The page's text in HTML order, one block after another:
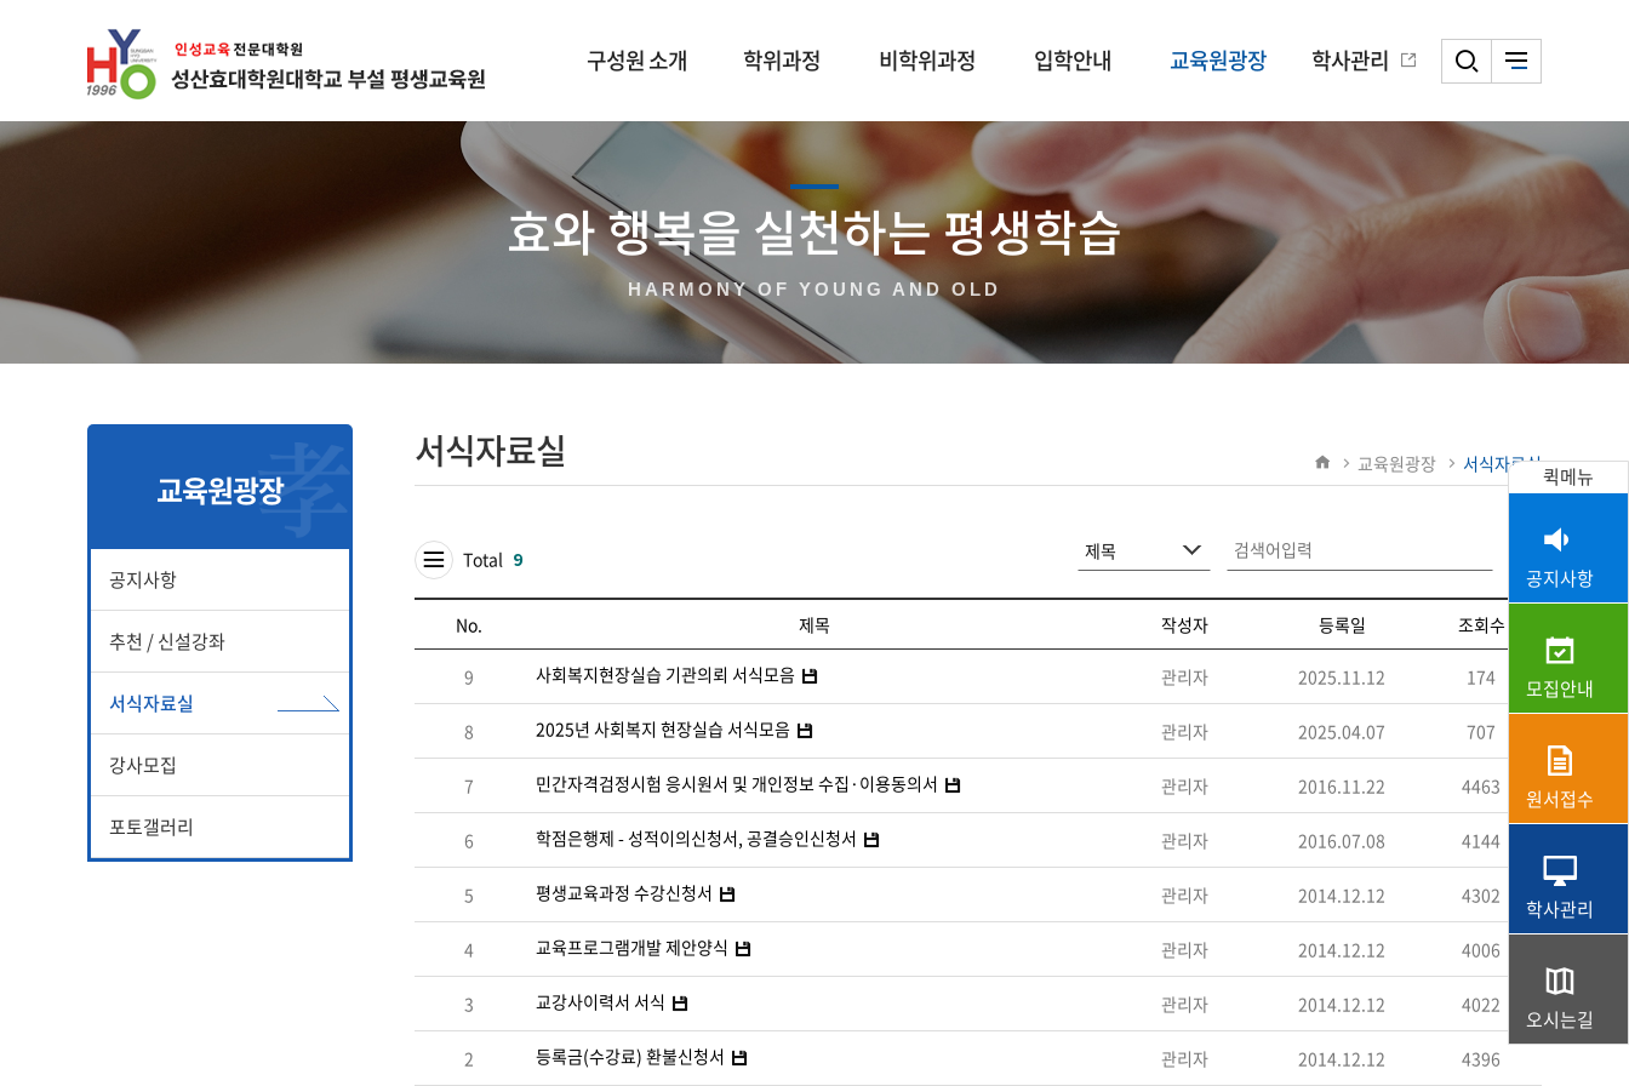
퀵메뉴
공지사항
모집안내
원서접수
학사관리
오시는길
구성원 소개 학위과정 비학위과정 입학안내 교육원광장 학사관리
효와 행복을 실천하는 평생학습
HARMONY OF YOUNG AND OLD
교육원광장
공지사항
추천 / 신설강좌
서식자료실
강사모집
포토갤러리
서식자료실 교육원광장 서식자료실
Total 9
No. 제목 작성자 등록일 조회수
9 사회복지현장실습 기관의뢰 서식모음 관리자 2025.11.12 174
8 2025년 사회복지 현장실습 서식모음 관리자 2025.04.07 707
7 민간자격검정시험 응시원서 및 개인정보 수집·이용동의서 관리자 2016.11.22 4463
6 학점은행제 - 성적이의신청서, 공결승인신청서 관리자 2016.07.08 4144
5 평생교육과정 수강신청서 관리자 2014.12.12 4302
4 교육프로그램개발 제안양식 관리자 2014.12.12 4006
3 교강사이력서 서식 관리자 2014.12.12 4022
2 등록금(수강료) 환불신청서 관리자 2014.12.12 4396